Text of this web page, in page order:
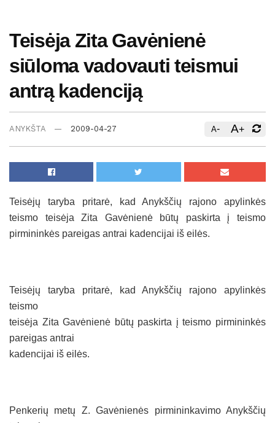
Teisėja Zita Gavėnienė
siūloma vadovauti teismui
antrą kadenciją
ANYKŠTA 2009-04-27 A- A+
Teisėjų taryba pritarė, kad Anykščių rajono apylinkės
teismo teisėja Zita Gavėnienė būtų paskirta į teismo
pirmininkės pareigas antrai kadencijai iš eilės.
Teisėjų taryba pritarė, kad Anykščių rajono apylinkės
teismo
teisėja Zita Gavėnienė būtų paskirta į teismo pirmininkės
pareigas antrai
kadencijai iš eilės.
Penkerių metų Z. Gavėnienės pirmininkavimo Anykščių